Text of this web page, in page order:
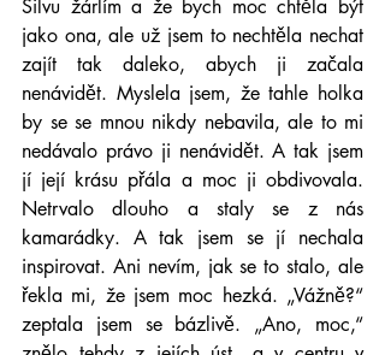
Silvu žárlím a že bych moc chtěla být
jako ona, ale už jsem to nechtěla nechat
zajít tak daleko, abych ji začala
nenávidět. Myslela jsem, že tahle holka
by se se mnou nikdy nebavila, ale to mi
nedávalo právo ji nenávidět. A tak jsem
jí její krásu přála a moc ji obdivovala.
Netrvalo dlouho a staly se z nás
kamarádky. A tak jsem se jí nechala
inspirovat. Ani nevím, jak se to stalo, ale
řekla mi, že jsem moc hezká. „Vážně?“
zeptala jsem se bázlivě. „Ano, moc,“